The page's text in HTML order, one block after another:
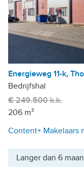
Energieweg 11-k,
Bedrijfshal
€ 249.500 k.k.
206 m²
Content+ Makelaars
Langer dan 6